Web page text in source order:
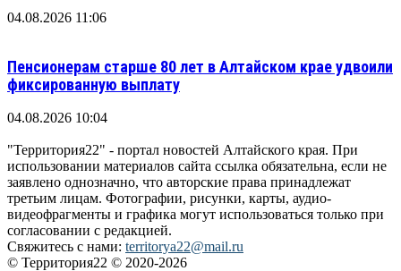
04.08.2026 11:06
Пенсионерам старше 80 лет в Алтайском крае удвоили
фиксированную выплату
04.08.2026 10:04
"Территория22" - портал новостей Алтайского края. При
использовании материалов сайта ссылка обязательна, если не
заявлено однозначно, что авторские права принадлежат
третьим лицам. Фотографии, рисунки, карты, аудио-
видеофрагменты и графика могут использоваться только при
согласовании с редакцией.
Свяжитесь с нами: territorya22@mail.ru
© Территория22 © 2020-2026